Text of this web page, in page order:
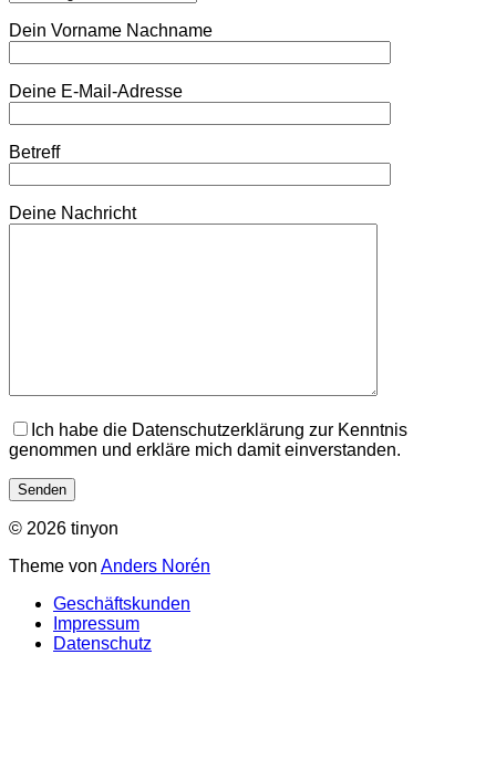
Dein Vorname Nachname
Deine E-Mail-Adresse
Betreff
Deine Nachricht
Ich habe die Datenschutzerklärung zur Kenntnis
genommen und erkläre mich damit einverstanden.
© 2026 tinyon
Theme von Anders Norén
Geschäftskunden
Impressum
Datenschutz